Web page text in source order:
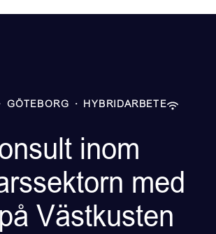
GÖTEBORG · HYBRIDARBETE
inom
med
Västkusten